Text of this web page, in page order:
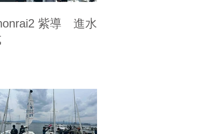
紫導 進水